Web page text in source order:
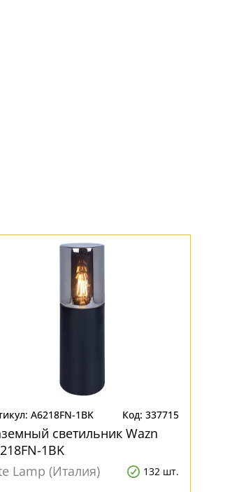
A6218FN-1BK Код: 337715
светильник Wazn
1BK
Lamp (Италия)
132 шт.